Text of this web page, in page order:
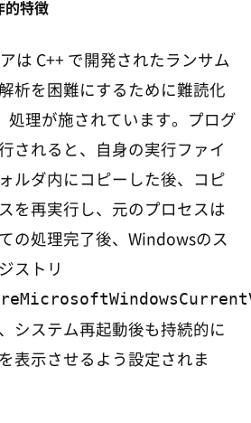
的特徴
は C++ で開発されたランサム
析を困難にするために難読化
処理が施されています。プログ
されると、自身の実行ファイ
ルダ内にコピーした後、コピ
を再実行し、元のプロセスは
の処理完了後、Windowsのス
ストリ
システム再起動後も持続的に
表示させるよう設定されま